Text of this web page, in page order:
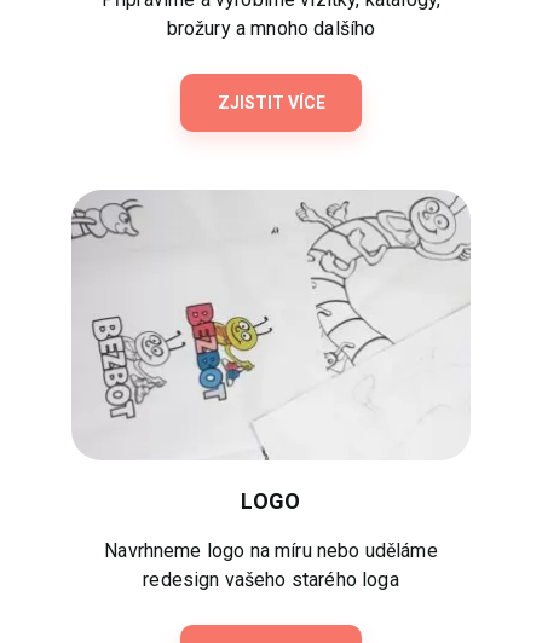
brožury a mnoho dalšího
ZJISTIT VÍCE
LOGO
Navrhneme logo na míru nebo uděláme
redesign vašeho starého loga